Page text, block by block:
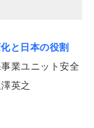
と日本の役割
業ユニット安全
英之